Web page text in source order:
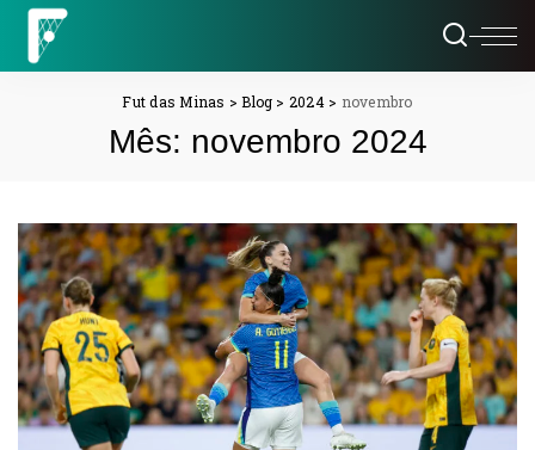
Fut das Minas >Blog > 2024> novembro
Mês: novembro 2024